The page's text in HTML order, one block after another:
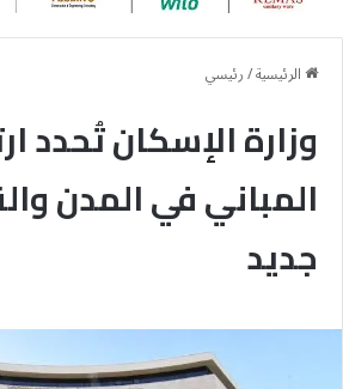
الرئيسية/رئيسي
وزارة الإسكان تُحدد
المباني في المدن
جديد